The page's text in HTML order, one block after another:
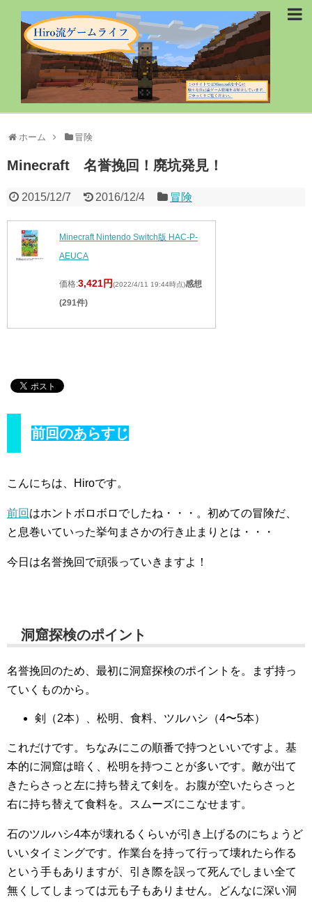
ホーム 冒険
Minecraft 名誉挽回！廃坑発見！
2015/12/7 2016/12/4 冒険
Minecraft Nintendo Switch版 HAC-P-
AEUCA
価格:3,421円(2022/4/11 19:44時点)感想
(291件)
前回のあらすじ
こんにちは、Hiroです。
前回 はホントボロボロでしたね・・・。初めての冒険だ、
と息巻いていった挙句まさかの行き止まりとは・・・
今日は名誉挽回で頑張っていきますよ！
洞窟探検のポイント
名誉挽回のため、最初に洞窟探検のポイントを。まず持っ
ていくものから。
剣（2本）、松明、食料、ツルハシ（4〜5本）
これだけです。ちなみにこの順番で持つといいですよ。基
本的に洞窟は暗く、松明を持つことが多いです。敵が出て
きたらさっと左に持ち替えて剣を。お腹が空いたらさっと
右に持ち替えて食料を。スムーズにこなせます。
石のツルハシ4本が壊れるくらいが引き上げるのにちょうど
いいタイミングです。作業台を持って行って壊れたら作る
という手もありますが、引き際を誤って死んでしまい全て
無くしてしまっては元も子もありません。どんなに深い洞